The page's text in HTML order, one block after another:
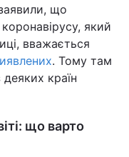
що
який
вважається
. Тому там
країн
що варто